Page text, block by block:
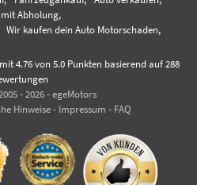
Abholung,
Wir kaufen dein Auto Motorschaden,
4.76von 5.0 Punkten basierend auf 288
- 2026 - egeMotors
Hinweise - Impressum - FAQ